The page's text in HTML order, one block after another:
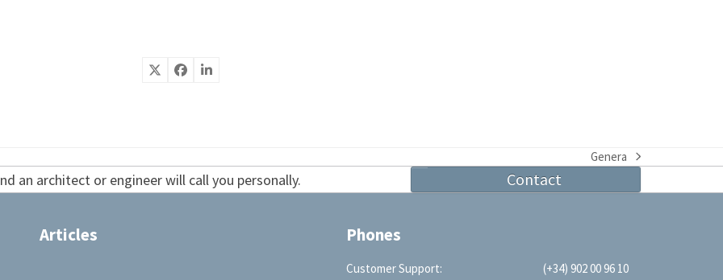
next
Genera
an architect or engineer will call you personally. Contact
Articles Phones
Customer Support:
(+34) 902 00 96 10